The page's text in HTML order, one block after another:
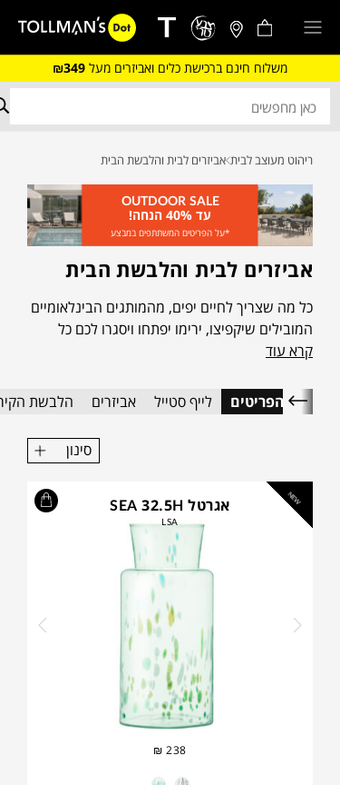
משלוח חינם ברכישת כלים ואביזרים מעל ₪349
ריהוט מעוצב לבית אביזרים לבית והלבשת הבית
OUTDOOR SALE
עד 40% הנחה!
*על הפריטים המשתתפים במבצע
אביזרים לבית והלבשת הבית
כל מה שצריך לחיים יפים, מהמותגים הבינלאומיים
המובילים שיקפיצו, ירימו יפתחו ויסגרו לכם כל
פינה. והכל יכול להיות גם אצלכם בבית, במרחק
קרא עוד
כל הפריטים לייף סטייל אביזרים הלבשת
סינון
NEW אגרטל SEA 32.5H
LSA
₪ 238